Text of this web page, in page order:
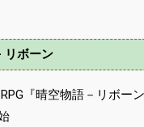
リボーン
『晴空物語－リボー